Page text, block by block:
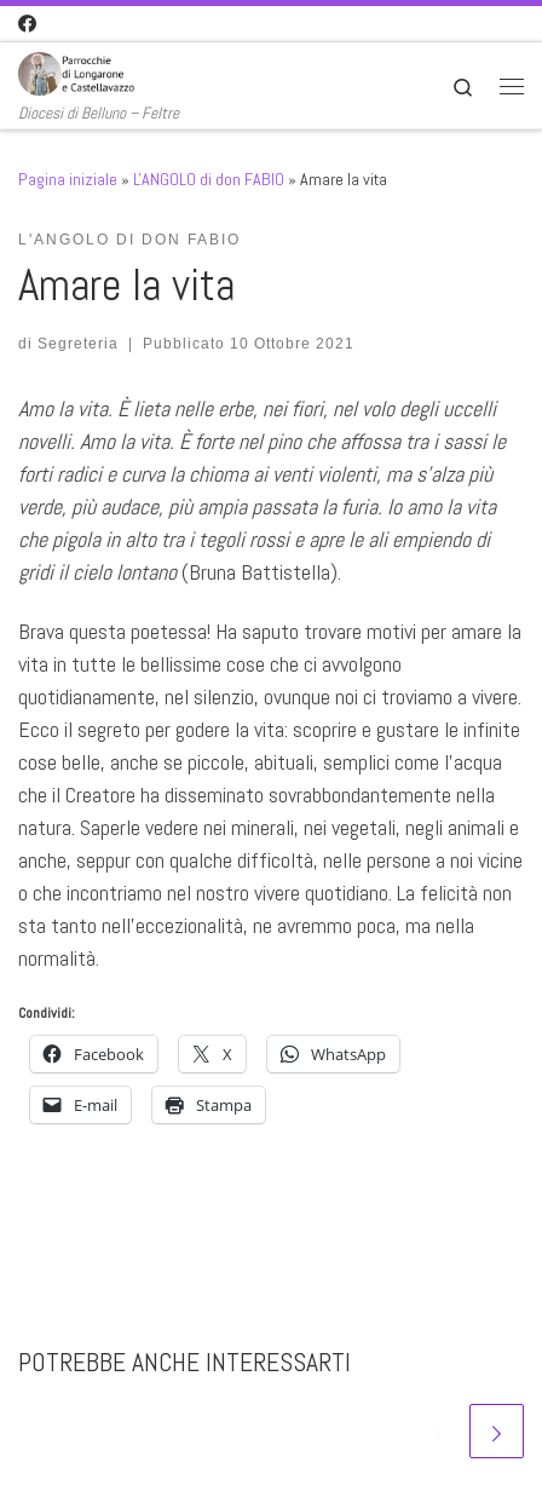
Passa al contenuto
Diocesi di Belluno – Feltre
Search
Pagina iniziale » L'ANGOLO di don FABIO » Amare la vita
L'ANGOLO DI DON FABIO
Amare la vita
di Segreteria | Pubblicato 10 Ottobre 2021
Amo la vita. È lieta nelle erbe, nei fiori, nel volo degli uccelli
novelli. Amo la vita. È forte nel pino che affossa tra i sassi le
forti radici e curva la chioma ai venti violenti, ma s’alza più
verde, più audace, più ampia passata la furia. Io amo la vita
che pigola in alto tra i tegoli rossi e apre le ali empiendo di
gridi il cielo lontano(Bruna Battistella).
Brava questa poetessa! Ha saputo trovare motivi per amare la
vita in tutte le bellissime cose che ci avvolgono
quotidianamente, nel silenzio, ovunque noi ci troviamo a vivere.
Ecco il segreto per godere la vita: scoprire e gustare le infinite
cose belle, anche se piccole, abituali, semplici come l’acqua
che il Creatore ha disseminato sovrabbondantemente nella
natura. Saperle vedere nei minerali, nei vegetali, negli animali e
anche, seppur con qualche difficoltà, nelle persone a noi vicine
o che incontriamo nel nostro vivere quotidiano. La felicità non
sta tanto nell’eccezionalità, ne avremmo poca, ma nella
normalità.
Condividi:
Facebook X WhatsApp
E-mail Stampa
POTREBBE ANCHE INTERESSARTI